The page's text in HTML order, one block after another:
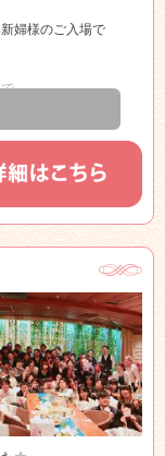
婦様のご入場で
には並べられ、会場
ても温かい素敵なパ
祈り申し上げま